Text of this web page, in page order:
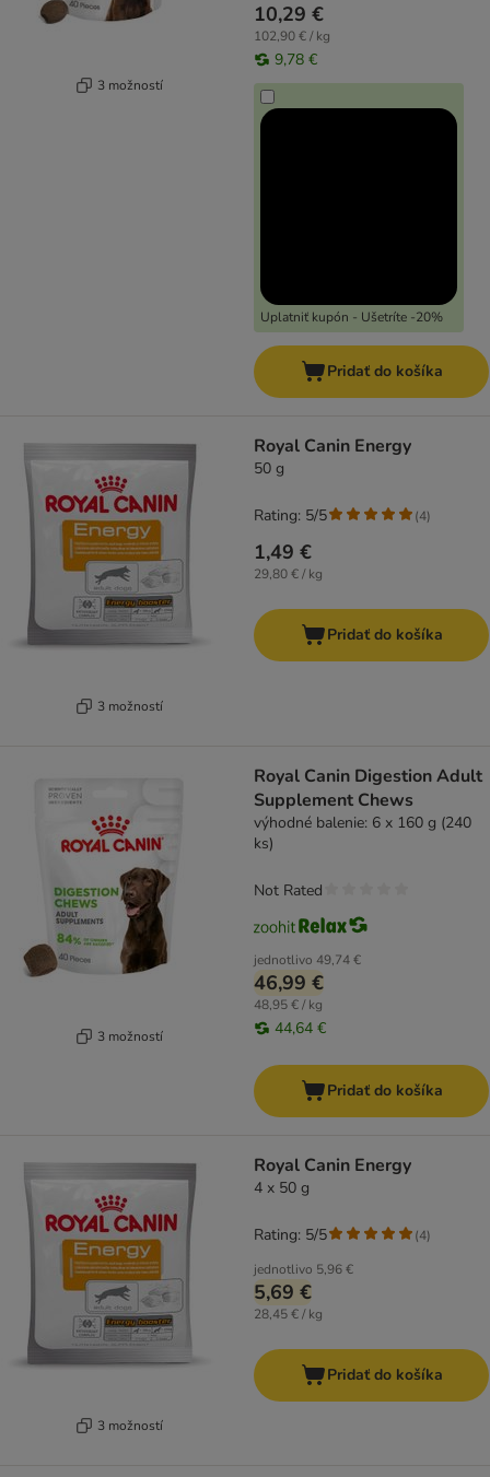
3 možností
10,29 €
102,90 € / kg
9,78 €
Uplatniť kupón - Ušetríte -20%
Pridať do košíka
3 možností
Royal Canin Energy
50 g
1,49 €
29,80 € / kg
Rating: 5/5 (4)
Pridať do košíka
3 možností
Royal Canin Digestion Adult
Supplement Chews
výhodné balenie: 6 x 160 g (240
ks)
jednotlivo 49,74 €
46,99 €
48,95 € / kg
44,64 €
Not Rated
Pridať do košíka
3 možností
Royal Canin Energy
4 x 50 g
jednotlivo 5,96 €
5,69 €
28,45 € / kg
Rating: 5/5 (4)
Pridať do košíka